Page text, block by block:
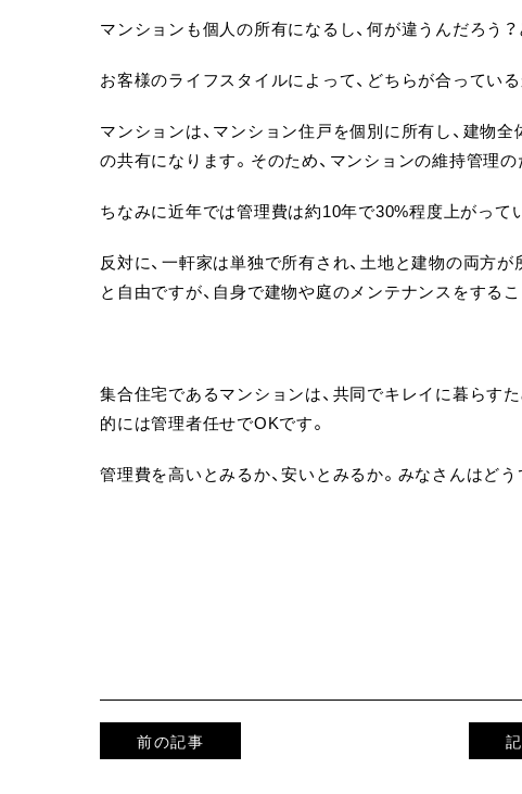
マンションも個人の所有になるし、何が違うんだろう
お客様のライフスタイルによって、どちらが合ってい
マンションは、マンション住戸を個別に所有し、建物全
の共有になります。そのため、マンションの維持管理
ちなみに近年では管理費は約10年で30%程度上がって
反対に、一軒家は単独で所有され、土地と建物の両方
と自由ですが、自身で建物や庭のメンテナンスをする
集合住宅であるマンションは、共同でキレイに暮らす
的には管理者任せでOKです。
管理費を高いとみるか、安いとみるか。みなさんはどう
前の記事